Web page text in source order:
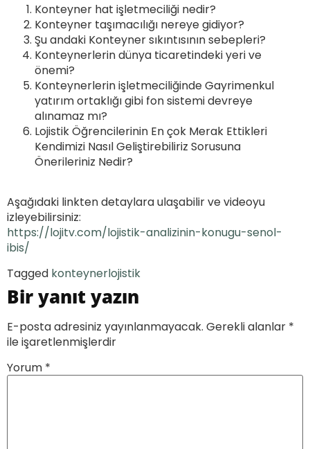
Konteyner hat işletmeciliği nedir?
Konteyner taşımacılığı nereye gidiyor?
Şu andaki Konteyner sıkıntısının sebepleri?
Konteynerlerin dünya ticaretindeki yeri ve
önemi?
Konteynerlerin işletmeciliğinde Gayrimenkul
yatırım ortaklığı gibi fon sistemi devreye
alınamaz mı?
Lojistik Öğrencilerinin En çok Merak Ettikleri
Kendimizi Nasıl Geliştirebiliriz Sorusuna
Önerileriniz Nedir?
Aşağıdaki linkten detaylara ulaşabilir ve videoyu
izleyebilirsiniz:
https://lojitv.com/lojistik-analizinin-konugu-senol-
ibis/
Tagged konteynerlojistik
Bir yanıt yazın
E-posta adresiniz yayınlanmayacak. Gerekli alanlar *
ile işaretlenmişlerdir
Yorum *